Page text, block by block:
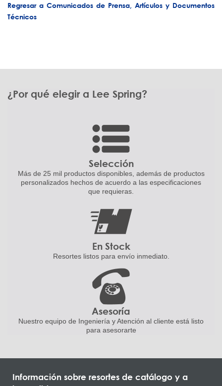
Regresar a Comunicados de Prensa, Artículos y Documentos
Técnicos
¿Por qué elegir a Lee Spring?
Selección
Más de 25 mil productos disponibles, además de productos
personalizados hechos de acuerdo a las especificaciones
que requieras.
En Stock
Resortes listos para envío inmediato.
Asesoría
Nuestro equipo de Ingeniería y Atención al cliente está listo
para asesorarte
Información sobre resortes de catálogo y a